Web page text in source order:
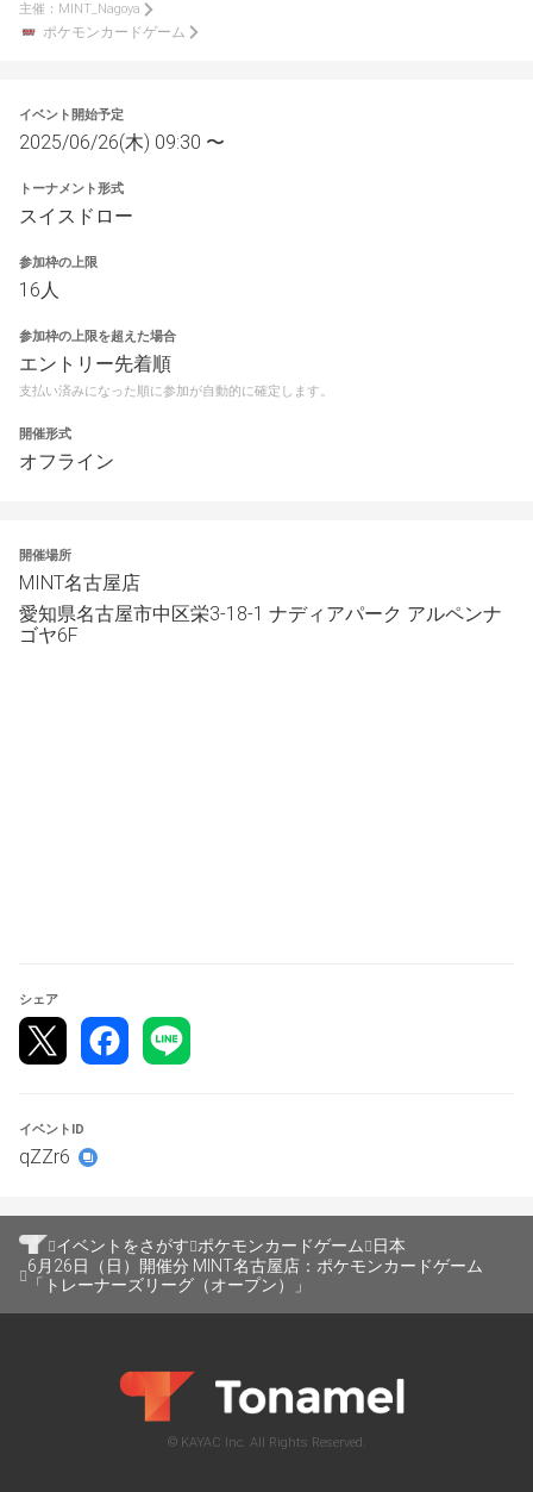
主催： MINT_Nagoya
ポケモンカードゲーム
イベント開始予定
2025/06/26(木) 09:30 〜
トーナメント形式
スイスドロー
参加枠の上限
16人
参加枠の上限を超えた場合
エントリー先着順
支払い済みになった順に参加が自動的に確定します。
開催形式
オフライン
開催場所
MINT名古屋店
愛知県名古屋市中区栄3-18-1 ナディアパーク アルペンナ
ゴヤ6F
シェア
イベントID
qZZr6
イベントをさがす ポケモンカードゲーム
日本
6月26日（日）開催分 MINT名古屋店：ポケモンカードゲーム
「トレーナーズリーグ（オープン）」
© KAYAC Inc. All Rights Reserved.